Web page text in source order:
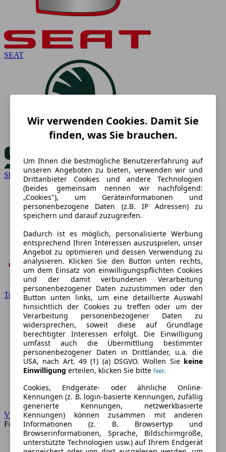
SEAT
Skoda
Toyota
VW
Forum
Wir verwenden Cookies. Damit Sie
finden, was Sie brauchen.
Um Ihnen die bestmögliche Benutzererfahrung auf
unseren Angeboten zu bieten, verwenden wir und
Drittanbieter Cookies und andere Technologien
(beides gemeinsam nennen wir nachfolgend:
„Cookies"), um Geräteinformationen und
personenbezogene Daten (z.B. IP Adressen) zu
speichern und darauf zuzugreifen.
Dadurch ist es möglich, personalisierte Werbung
entsprechend Ihren Interessen auszuspielen, unser
Angebot zu optimieren und dessen Verwendung zu
analysieren. Klicken Sie den Button unten rechts,
um dem Einsatz von einwilligungspflichten Cookies
und der damit verbundenen Verarbeitung
personenbezogener Daten zuzustimmen oder den
Button unten links, um eine detaillierte Auswahl
hinsichtlich der Cookies zu treffen oder um der
Verarbeitung personenbezogener Daten zu
widersprechen, soweit diese auf Grundlage
berechtigter Interessen erfolgt. Die Einwilligung
umfasst auch die Übermittlung bestimmter
personenbezogener Daten in Drittländer, u.a. die
USA, nach Art. 49 (1) (a) DSGVO. Wollen Sie keine
Einwilligung erteilen, klicken Sie bitte hier.
Cookies, Endgeräte- oder ähnliche Online-
Kennungen (z. B. login-basierte Kennungen, zufällig
generierte Kennungen, netzwerkbasierte
Kennungen) können zusammen mit anderen
Informationen (z. B. Browsertyp und
Browserinformationen, Sprache, Bildschirmgröße,
unterstützte Technologien usw.) auf Ihrem Endgerät